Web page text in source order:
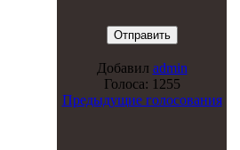
Добавил admin
Голоса: 1255
Предыдущие голосования